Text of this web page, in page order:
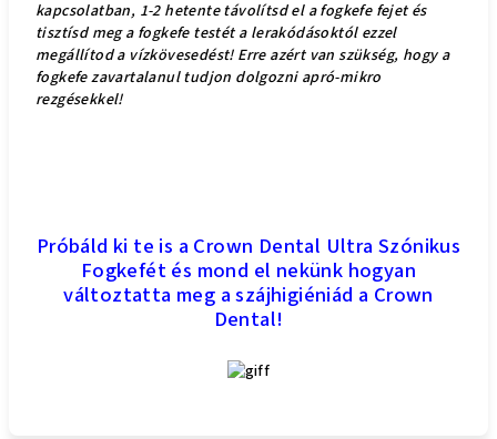
kapcsolatban, 1-2 hetente távolítsd el a fogkefe fejet és
tisztísd meg a fogkefe testét a lerakódásoktól ezzel
megállítod a vízkövesedést! Erre azért van szükség, hogy a
fogkefe zavartalanul tudjon dolgozni apró-mikro
rezgésekkel!
Próbáld ki te is a Crown Dental Ultra Szónikus
Fogkefét és mond el nekünk hogyan
változtatta meg a szájhigiéniád a Crown
Dental!